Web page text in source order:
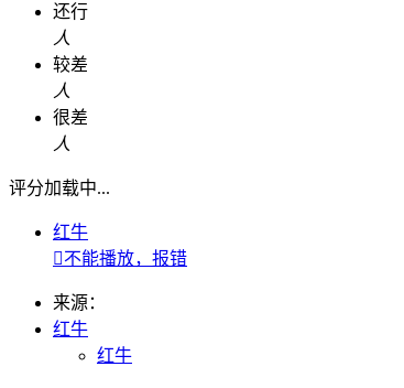
还行
人
较差
人
很差
人
评分加载中...
红牛
不能播放，报错
来源：
红牛
红牛